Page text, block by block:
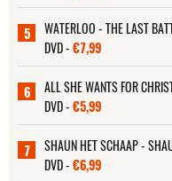
5
WATERLOO - THE LAST
DVD -€7,99
6
ALL SHE WANTS FOR
DVD -€5,99
7
SHAUN HET SCHAAP -
DVD -€6,99